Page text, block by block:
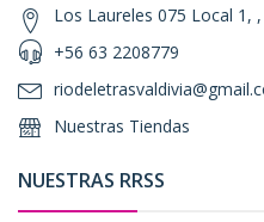
Los Laureles 075 Local 1,
+56 63 2208779
Nuestras Tiendas
NUESTRAS RRSS